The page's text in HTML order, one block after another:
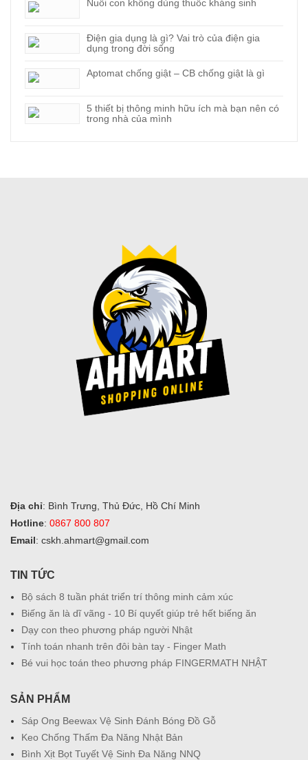
Nuôi con không dùng thuốc kháng sinh
Điện gia dụng là gì? Vai trò của điện gia
dụng trong đời sống
Aptomat chống giật – CB chống giật là gì
5 thiết bị thông minh hữu ích mà bạn nên có
trong nhà của mình
Địa chỉ: Bình Trưng, Thủ Đức, Hồ Chí Minh
Hotline: 0867 800 807
Email: cskh.ahmart@gmail.com
TIN TỨC
Bộ sách 8 tuần phát triển trí thông minh cảm xúc
Biếng ăn là dĩ vãng - 10 Bí quyết giúp trẻ hết biếng ăn
Dạy con theo phương pháp người Nhật
Tính toán nhanh trên đôi bàn tay - Finger Math
Bé vui học toán theo phương pháp FINGERMATH NHẬT
SẢN PHẨM
Sáp Ong Beewax Vệ Sinh Đánh Bóng Đồ Gỗ
Keo Chống Thấm Đa Năng Nhật Bản
Bình Xịt Bọt Tuyết Vệ Sinh Đa Năng NNQ